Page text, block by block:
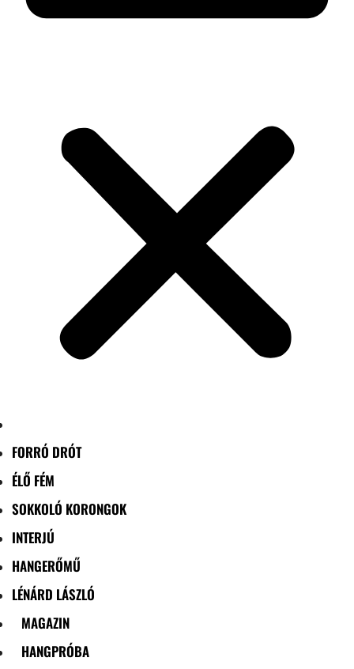
FORRÓ DRÓT
ÉLŐ FÉM
SOKKOLÓ KORONGOK
INTERJÚ
HANGERŐMŰ
LÉNÁRD LÁSZLÓ
MAGAZIN
HANGPRÓBA